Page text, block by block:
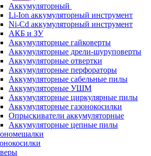
Аккумуляторный
Li-Ion аккумуляторный инструмент
Ni-Cd аккумуляторный инструмент
АКБ и ЗУ
Аккумуляторные гайковерты
Аккумуляторные дрели-шуруповерты
Аккумуляторные отвертки
Аккумуляторные перфораторы
Аккумуляторные сабельные пилы
Аккумуляторные УШМ
Аккумуляторные циркулярные пилы
Аккумуляторные газонокосилки
Опрыскиватели аккумуляторные
Аккумуляторные цепные пилы